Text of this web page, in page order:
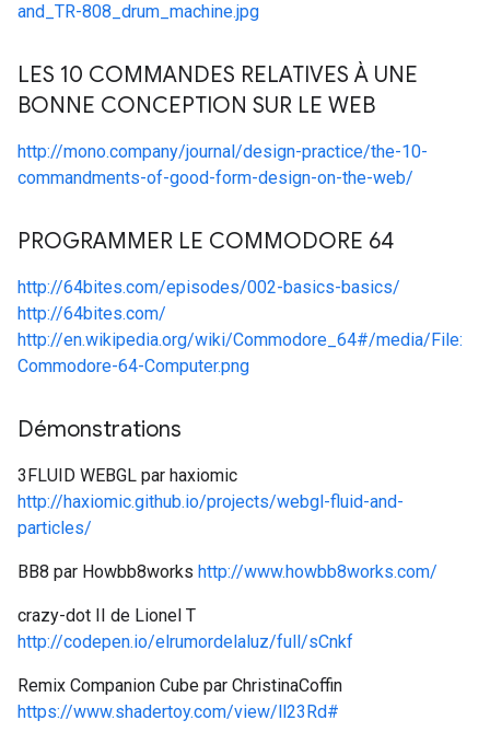
and_TR-808_drum_machine.jpg
LES 10 COMMANDES RELATIVES À UNE
BONNE CONCEPTION SUR LE WEB
http://mono.company/journal/design-practice/the-10-
commandments-of-good-form-design-on-the-web/
PROGRAMMER LE COMMODORE 64
http://64bites.com/episodes/002-basics-basics/
http://64bites.com/
http://en.wikipedia.org/wiki/Commodore_64#/media/File:
Commodore-64-Computer.png
Démonstrations
3FLUID WEBGL par haxiomic
http://haxiomic.github.io/projects/webgl-fluid-and-
particles/
BB8 par Howbb8works http://www.howbb8works.com/
crazy-dot II de Lionel T
http://codepen.io/elrumordelaluz/full/sCnkf
Remix Companion Cube par ChristinaCoffin
https://www.shadertoy.com/view/ll23Rd#